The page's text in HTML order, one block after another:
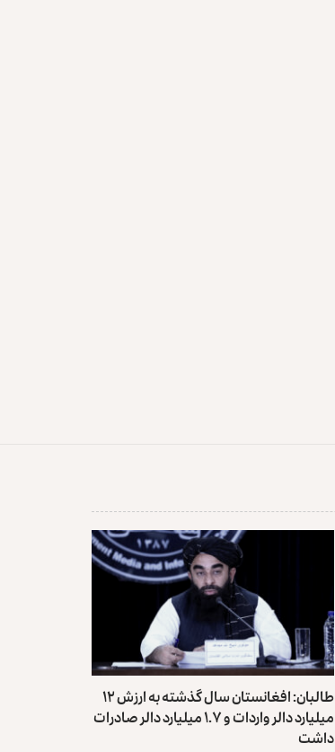
طالبان: افغانستان سال گذشته به ارزش ۱۲
میلیارد دالر واردات و ۱.۷ میلیارد دالر صادرات
داشت